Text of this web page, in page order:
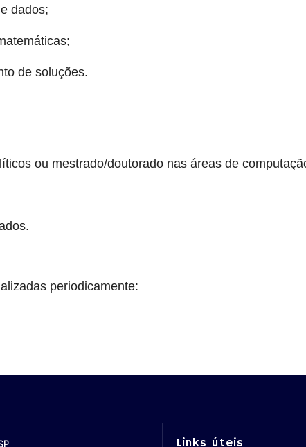
dados;
de soluções.
ou mestrado/doutorado nas áreas de
periodicamente:
Links úteis